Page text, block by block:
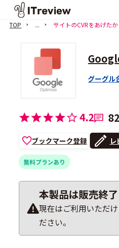
TOP ... サイトのCVRをあげた
グーグル
4.2 82
ブックマーク登録
無料プランあり
本製品は販売終了
現在はご利用いただ
ださい。